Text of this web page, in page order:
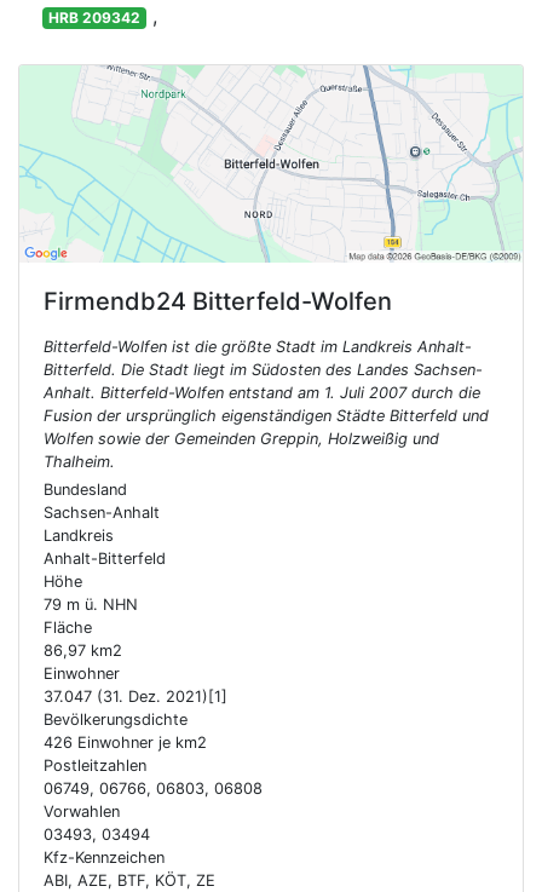
HRB 209342 ,
Firmendb24 Bitterfeld-Wolfen
Bitterfeld-Wolfen ist die größte Stadt im Landkreis Anhalt-
Bitterfeld. Die Stadt liegt im Südosten des Landes Sachsen-
Anhalt. Bitterfeld-Wolfen entstand am 1. Juli 2007 durch die
Fusion der ursprünglich eigenständigen Städte Bitterfeld und
Wolfen sowie der Gemeinden Greppin, Holzweißig und
Thalheim.
Bundesland
Sachsen-Anhalt
Landkreis
Anhalt-Bitterfeld
Höhe
79 m ü. NHN
Fläche
86,97 km2
Einwohner
37.047 (31. Dez. 2021)[1]
Bevölkerungsdichte
426 Einwohner je km2
Postleitzahlen
06749, 06766, 06803, 06808
Vorwahlen
03493, 03494
Kfz-Kennzeichen
ABI, AZE, BTF, KÖT, ZE